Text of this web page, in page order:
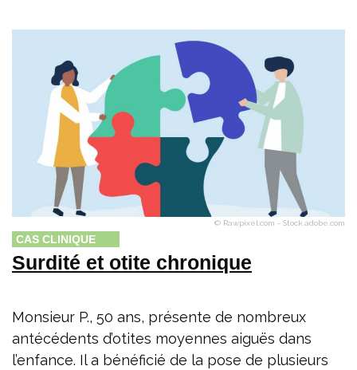
© Rawpixel.com - Stock.adobe.com
CAS CLINIQUE
Surdité et otite chronique
Monsieur P., 50 ans, présente de nombreux
antécédents d’otites moyennes aiguës dans
l’enfance. Il a bénéficié de la pose de plusieurs